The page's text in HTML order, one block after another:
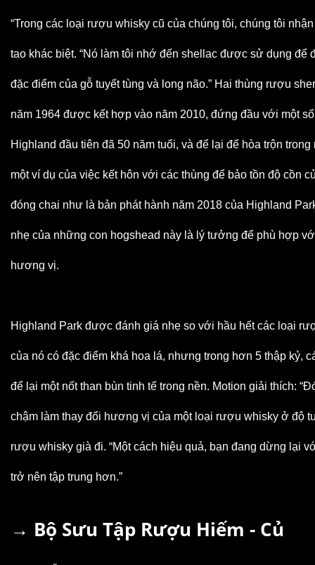
“Trong các loại rượu whisky cũ của chúng tôi, chúng tôi
tao khác biệt. “Nó làm tôi nhớ đến shellac được sử dụng để
đặc điểm của gỗ tuyết tùng và long não.” Hai thùng rượu
năm 1964 được kết hợp vào năm 2010, đứng đầu với một
Highland đầu tiên đã 50 năm tuổi, và để lại để hòa trộn
một ví dụ của việc kết hôn với các thùng để bảo tồn độ cồn
đóng chai như là bản phát hành năm 2018 của Highland
nhẹ của những con hogshead này là lý tưởng để phù hợp
hương vị.
Highland Park được đánh giá nhẹ so với hầu hết các loại
của nó có đặc điểm khá hoa lá, nhưng trong hơn 5 thập kỷ,
để lại một nốt than bùn tinh tế trong nền. Motion giải thích:
chậm làm thay đổi hương vị của một loại rượu whisky ở độ
rượu whisky già đi. “Một cách hiệu quả, bạn đang dừng lại
trở nên tập trung hơn.”
→ Bộ Sưu Tập Rượu Hiếm - Củ